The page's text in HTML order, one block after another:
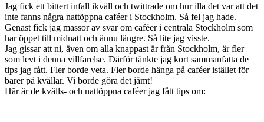
Jag fick ett bittert infall ikväll och twittrade om hur illa det var att det
inte fanns några nattöppna caféer i Stockholm. Så fel jag hade.
Genast fick jag massor av svar om caféer i centrala Stockholm som
har öppet till midnatt och ännu längre. Så lite jag visste.
Jag gissar att ni, även om alla knappast är från Stockholm, är fler
som levt i denna villfarelse. Därför tänkte jag kort sammanfatta de
tips jag fått. Fler borde veta. Fler borde hänga på caféer istället för
barer på kvällar. Vi borde göra det jämt!
Här är de kvälls- och nattöppna caféer jag fått tips om: